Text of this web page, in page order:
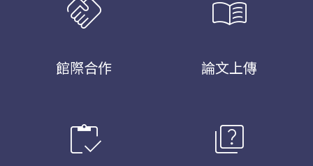
handshake
館際合作
menu_book
論文上傳
inventory quiz